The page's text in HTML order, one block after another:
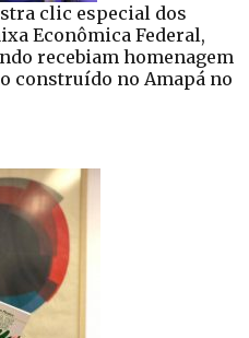
clic especial dos
Econômica Federal,
recebiam homenagem
construído no Amapá no